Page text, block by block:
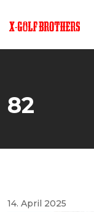
82
14. April 2025